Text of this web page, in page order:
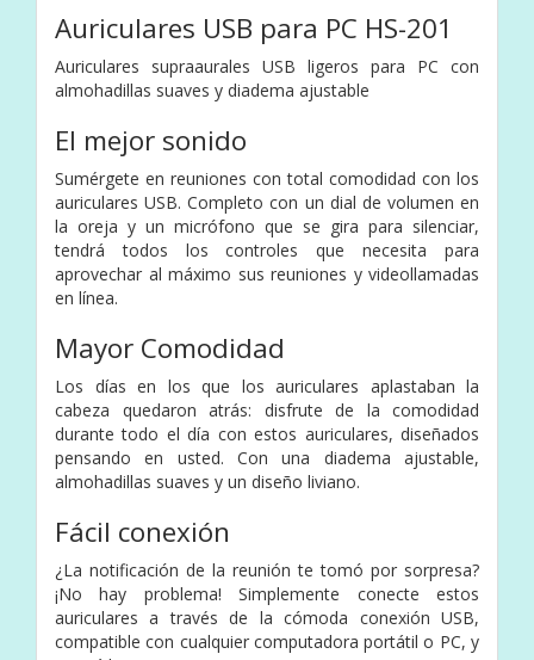
Auriculares USB para PC HS-201
Auriculares supraaurales USB ligeros para PC con
almohadillas suaves y diadema ajustable
El mejor sonido
Sumérgete en reuniones con total comodidad con los
auriculares USB. Completo con un dial de volumen en
la oreja y un micrófono que se gira para silenciar,
tendrá todos los controles que necesita para
aprovechar al máximo sus reuniones y videollamadas
en línea.
Mayor Comodidad
Los días en los que los auriculares aplastaban la
cabeza quedaron atrás: disfrute de la comodidad
durante todo el día con estos auriculares, diseñados
pensando en usted. Con una diadema ajustable,
almohadillas suaves y un diseño liviano.
Fácil conexión
¿La notificación de la reunión te tomó por sorpresa?
¡No hay problema! Simplemente conecte estos
auriculares a través de la cómoda conexión USB,
compatible con cualquier computadora portátil o PC, y